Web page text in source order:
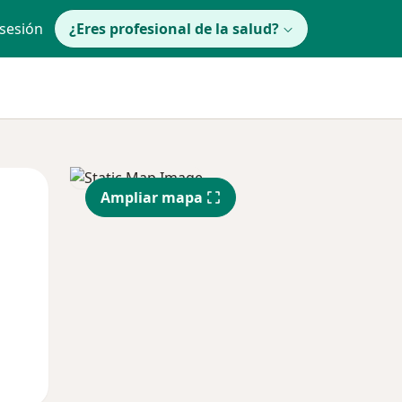
¿Eres profesional de la salud?
Jue
13 Ago
Vie
14 Ago
Ampliar mapa